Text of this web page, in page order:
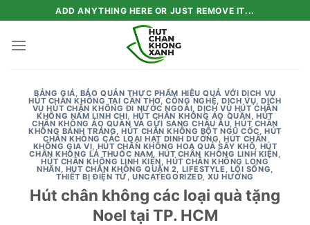
to
content
ADD ANYTHING HERE OR JUST REMOVE IT...
BẢNG GIÁ, BẢO QUẢN THỰC PHẨM HIỆU QUẢ VỚI DỊCH VỤ
HÚT CHÂN KHÔNG TẠI CẦN THƠ,CÔNG NGHỆ,DỊCH VỤ,DỊCH
VỤ HÚT CHÂN KHÔNG ĐI NƯỚC NGOÀI,DỊCH VỤ HÚT CHÂN
KHÔNG NẤM LINH CHI, HÚT CHÂN KHÔNG ÁO QUẦN, HÚT
CHÂN KHÔNG ÁO QUẦN VÀ GỬI SANG CHÂU ÂU,HÚT CHÂN
KHÔNG BÁNH TRÁNG,HÚT CHÂN KHÔNG BỘT NGŨ CỐC,HÚT
CHÂN KHÔNG CÁC LOẠI HẠT DINH DƯỠNG,HÚT CHÂN
KHÔNG GIA VỊ, HÚT CHÂN KHÔNG HOA QUẢ SẤY KHÔ, HÚT
CHÂN KHÔNG LÁ THUỐC NAM, HÚT CHÂN KHÔNG LINH KIỆN,
HÚT CHÂN KHÔNG LINH KIỆN, HÚT CHÂN KHÔNG LONG
NHÃN, HUT CHÂN KHÔNG QUẬN 2, LIFESTYLE, LỐI SỐNG,
THIẾT BỊ ĐIỆN TỬ ,UNCATEGORIZED, XU HƯỚNG
Hút chân không các loại quà tặng
Noel tại TP. HCM